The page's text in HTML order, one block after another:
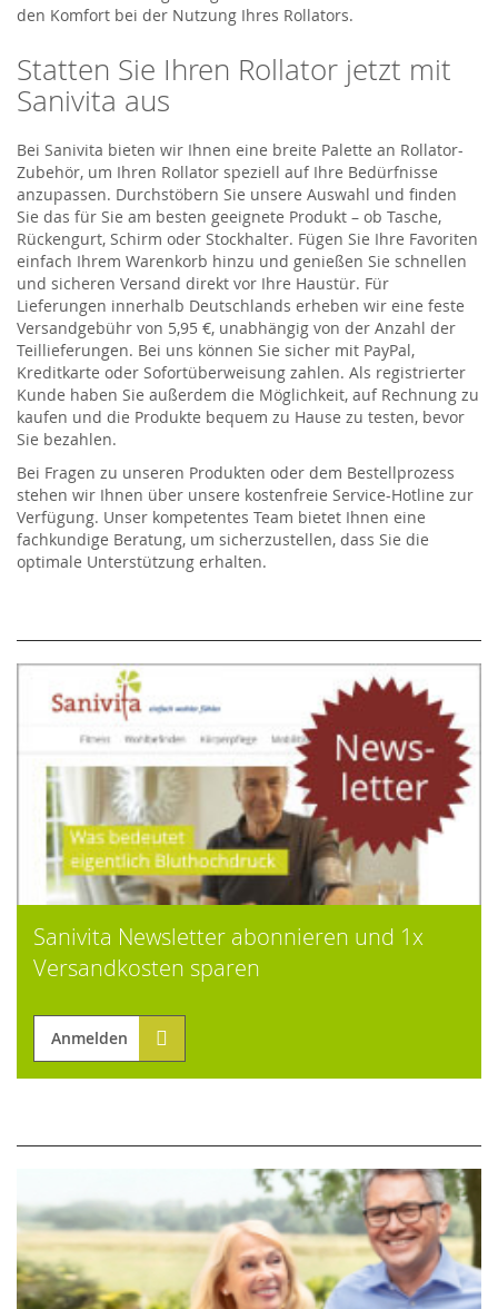
Sanivita Newsletter abonnieren und 1x
Versandkosten sparen
Anmelden
den Komfort bei der Nutzung Ihres Rollators.
Statten Sie Ihren Rollator jetzt mit
Sanivita aus
Bei Sanivita bieten wir Ihnen eine breite Palette an Rollator-
Zubehör, um Ihren Rollator speziell auf Ihre Bedürfnisse
anzupassen. Durchstöbern Sie unsere Auswahl und finden
Sie das für Sie am besten geeignete Produkt – ob Tasche,
Rückengurt, Schirm oder Stockhalter. Fügen Sie Ihre Favoriten
einfach Ihrem Warenkorb hinzu und genießen Sie schnellen
und sicheren Versand direkt vor Ihre Haustür. Für
Lieferungen innerhalb Deutschlands erheben wir eine feste
Versandgebühr von 5,95 €, unabhängig von der Anzahl der
Teillieferungen. Bei uns können Sie sicher mit PayPal,
Kreditkarte oder Sofortüberweisung zahlen. Als registrierter
Kunde haben Sie außerdem die Möglichkeit, auf Rechnung zu
kaufen und die Produkte bequem zu Hause zu testen, bevor
Sie bezahlen.
Bei Fragen zu unseren Produkten oder dem Bestellprozess
stehen wir Ihnen über unsere kostenfreie Service-Hotline zur
Verfügung. Unser kompetentes Team bietet Ihnen eine
fachkundige Beratung, um sicherzustellen, dass Sie die
optimale Unterstützung erhalten.